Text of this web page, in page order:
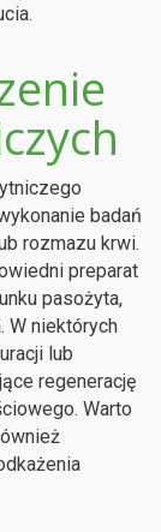
badań
rozmazu krwi.
preparat
pasożyta,
W niektórych
lub
regenerację
Warto